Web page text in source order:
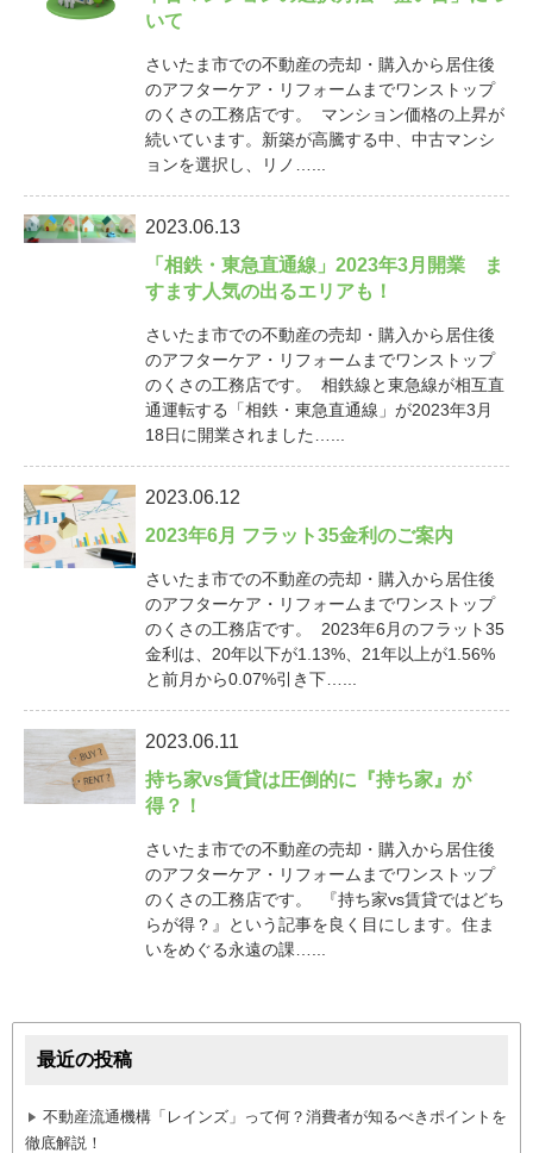
いて
さいたま市での不動産の売却・購入から居住後
のアフターケア・リフォームまでワンストップ
のくさの工務店です。 マンション価格の上昇が
続いています。新築が高騰する中、中古マンシ
ョンを選択し、リノ…...
2023.06.13
「相鉄・東急直通線」2023年3月開業 ま
すます人気の出るエリアも！
さいたま市での不動産の売却・購入から居住後
のアフターケア・リフォームまでワンストップ
のくさの工務店です。 相鉄線と東急線が相互直
通運転する「相鉄・東急直通線」が2023年3月
18日に開業されました…...
2023.06.12
2023年6月 フラット35金利のご案内
さいたま市での不動産の売却・購入から居住後
のアフターケア・リフォームまでワンストップ
のくさの工務店です。 2023年6月のフラット35
金利は、20年以下が1.13%、21年以上が1.56%
と前月から0.07%引き下…...
2023.06.11
持ち家vs賃貸は圧倒的に『持ち家』が
得？！
さいたま市での不動産の売却・購入から居住後
のアフターケア・リフォームまでワンストップ
のくさの工務店です。 『持ち家vs賃貸ではどち
らが得？』という記事を良く目にします。住ま
いをめぐる永遠の課…...
最近の投稿
不動産流通機構「レインズ」って何？消費者が知るべきポイントを
徹底解説！